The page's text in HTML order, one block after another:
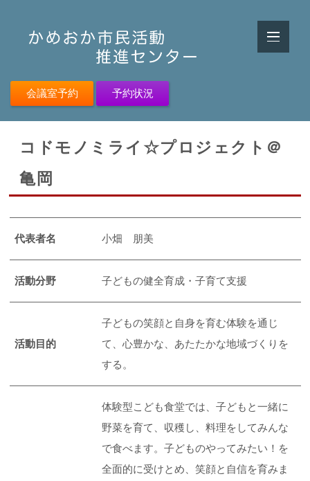
会議室予約 予約状況
コドモノミライ☆プロジェクト＠
亀岡
代表者名 小畑 朋美
活動分野 子どもの健全育成・子育て支援
活動目的
子どもの笑顔と自身を育む体験を通じ
て、心豊かな、あたたかな地域づくりを
する。
体験型こども食堂では、子どもと一緒に
野菜を育て、収穫し、料理をしてみんな
で食べます。子どものやってみたい！を
全面的に受けとめ、笑顔と自信を育みま